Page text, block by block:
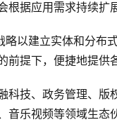
根据应用需求持续扩
略以建立实体和分布
前提下，便捷地提供
科技、政务管理、
音乐视频等领域生态